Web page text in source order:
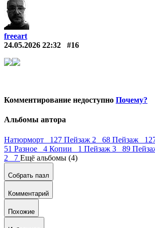
freeart
24.05.2026 22:32
#16
Комментирование недоступно Почему?
Альбомы автора
Натюрморт 127 Пейзаж 2 68 Пейзаж
51 Разное 4 Копии 1 Пейзаж 3 89
2 7 Ещё альбомы (4)
Собрать пазл
Комментарий
Похожие